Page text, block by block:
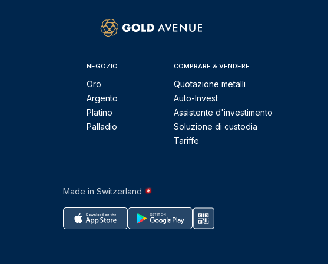
NEGOZIO
Oro
Argento
Platino
Palladio
COMPRARE & VENDERE
Quotazione metalli
Auto-Invest
Assistente d'investimento
Soluzione di custodia
Tariffe
Made in Switzerland